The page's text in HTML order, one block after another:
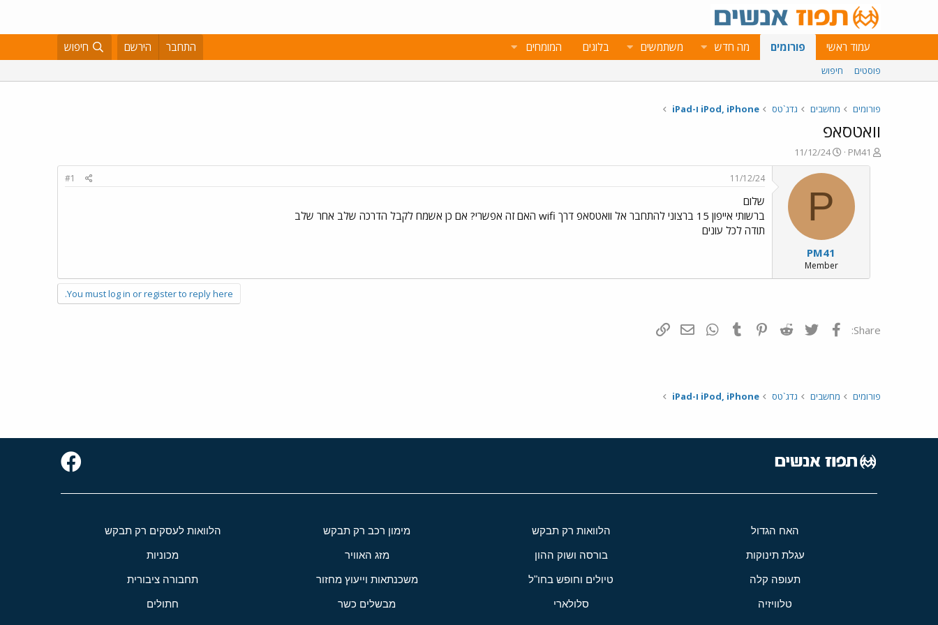
עמוד ראשי פורומים מה חדש משתמשים בלוגים המומחים התחבר הירשם חיפוש
פוסטים חיפוש
פורומים מחשבים גדג`טס iPod, iPhone ו-iPad
וואטסאפ
פ
ו
PM41
פ
ו
ר
ם
א
ר
י
ך
11/12/24
P
PM41
Member
11/12/24
#1
שלום
ברשותי אייפון 15 ברצוני להתחבר אל וואטסאפ דרך wifi האם זה אפשרי? אם כן אשמח לקבל הדרכה שלב אחר שלב
תודה לכל עונים
You must log in or register to reply here.
Share: פייסבוק Twitter
Reddit
Pinterest
Tumblr
WhatsAppדואר אלקטרוני
פורומים מחשבים גדג`טס iPod, iPhone ו-iPad
האח הגדול הלוואות רק תבקש מימון רכב רק תבקש הלוואות לעסקים רק תבקש
עגלת תינוקות בורסה ושוק ההון מזג האוויר מכוניות
תעופה קלה טיולים וחופש בחו"ל משכנתאות וייעוץ מחזור תחבורה ציבורית
טלוויזיה סלולארי מבשלים כשר חתולים